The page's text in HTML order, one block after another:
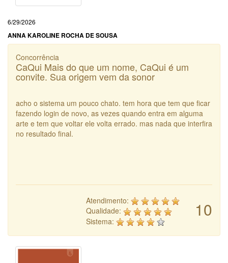
6/29/2026
ANNA KAROLINE ROCHA DE SOUSA
Concorrência
CaQui Mais do que um nome, CaQui é um
convite. Sua origem vem da sonor
acho o sistema um pouco chato. tem hora que tem que ficar
fazendo login de novo, as vezes quando entra em alguma
arte e tem que voltar ele volta errado. mas nada que interfira
no resultado final.
10
Atendimento:
Qualidade:
Sistema: